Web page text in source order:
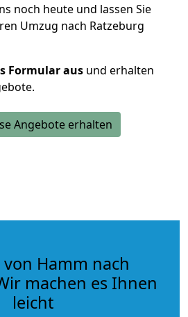
noch heute und lassen Sie
Umzug nach Ratzeburg
Formular aus und erhalten
Angebote erhalten
Hamm nach
machen es Ihnen
leicht